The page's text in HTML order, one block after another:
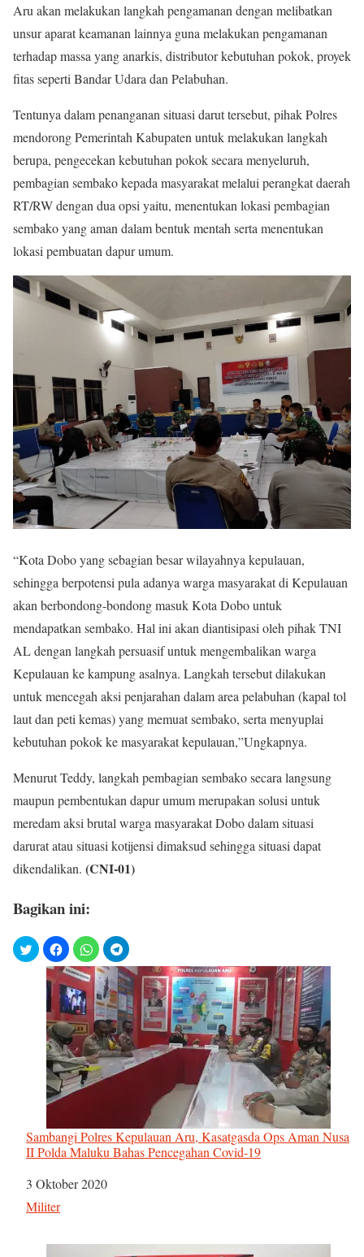
Aru akan melakukan langkah pengamanan dengan melibatkan
unsur aparat keamanan lainnya guna melakukan pengamanan
terhadap massa yang anarkis, distributor kebutuhan pokok, proyek
fitas seperti Bandar Udara dan Pelabuhan.
Tentunya dalam penanganan situasi darut tersebut, pihak Polres
mendorong Pemerintah Kabupaten untuk melakukan langkah
berupa, pengecekan kebutuhan pokok secara menyeluruh,
pembagian sembako kepada masyarakat melalui perangkat daerah
RT/RW dengan dua opsi yaitu, menentukan lokasi pembagian
sembako yang aman dalam bentuk mentah serta menentukan
lokasi pembuatan dapur umum.
“Kota Dobo yang sebagian besar wilayahnya kepulauan,
sehingga berpotensi pula adanya warga masyarakat di Kepulauan
akan berbondong-bondong masuk Kota Dobo untuk
mendapatkan sembako. Hal ini akan diantisipasi oleh pihak TNI
AL dengan langkah persuasif untuk mengembalikan warga
Kepulauan ke kampung asalnya. Langkah tersebut dilakukan
untuk mencegah aksi penjarahan dalam area pelabuhan (kapal tol
laut dan peti kemas) yang memuat sembako, serta menyuplai
kebutuhan pokok ke masyarakat kepulauan,”Ungkapnya.
Menurut Teddy, langkah pembagian sembako secara langsung
maupun pembentukan dapur umum merupakan solusi untuk
meredam aksi brutal warga masyarakat Dobo dalam situasi
darurat atau situasi kotijensi dimaksud sehingga situasi dapat
dikendalikan. (CNI-01)
Bagikan ini:
Sambangi Polres Kepulauan Aru, Kasatgasda Ops Aman Nusa
II Polda Maluku Bahas Pencegahan Covid-19
Tanggal
3 Oktober 2020
Sehubungan dengan
Militer